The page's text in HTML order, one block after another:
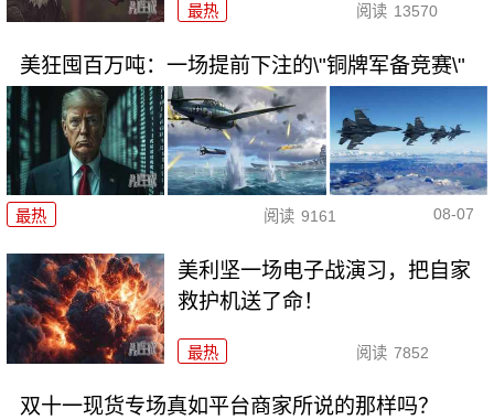
最热 阅读 13570
美狂囤百万吨：一场提前下注的\"铜牌军备竞赛\"
最热 阅读 9161 08-07
美利坚一场电子战演习，把自家
救护机送了命！
最热 阅读 7852
双十一现货专场真如平台商家所说的那样吗？